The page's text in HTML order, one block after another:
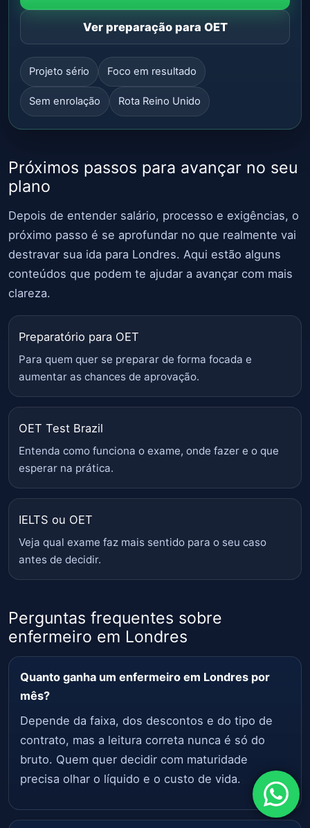
Ver preparação para OET
Projeto sério Foco em resultado
Sem enrolação Rota Reino Unido
Próximos passos para avançar no seu
plano
Depois de entender salário, processo e exigências, o
próximo passo é se aprofundar no que realmente vai
destravar sua ida para Londres. Aqui estão alguns
conteúdos que podem te ajudar a avançar com mais
clareza.
Preparatório para OET
Para quem quer se preparar de forma focada e
aumentar as chances de aprovação.
OET Test Brazil
Entenda como funciona o exame, onde fazer e o que
esperar na prática.
IELTS ou OET
Veja qual exame faz mais sentido para o seu caso
antes de decidir.
Perguntas frequentes sobre
enfermeiro em Londres
Quanto ganha um enfermeiro em Londres por
mês?
Depende da faixa, dos descontos e do tipo de
contrato, mas a leitura correta nunca é só do
bruto. Quem quer decidir com maturidade
precisa olhar o líquido e o custo de vida.